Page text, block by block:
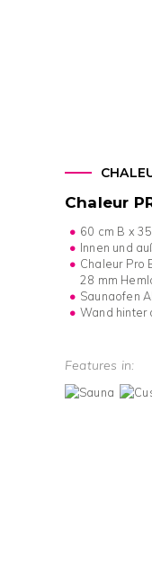
Chaleur
60 cm B x
Innen und
Chaleur Pro
28 mm
Saunaofen
Wand hinter
Features in: